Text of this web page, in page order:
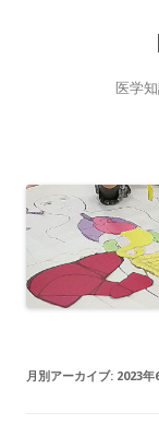
医学
月別アーカイブ: 2023年